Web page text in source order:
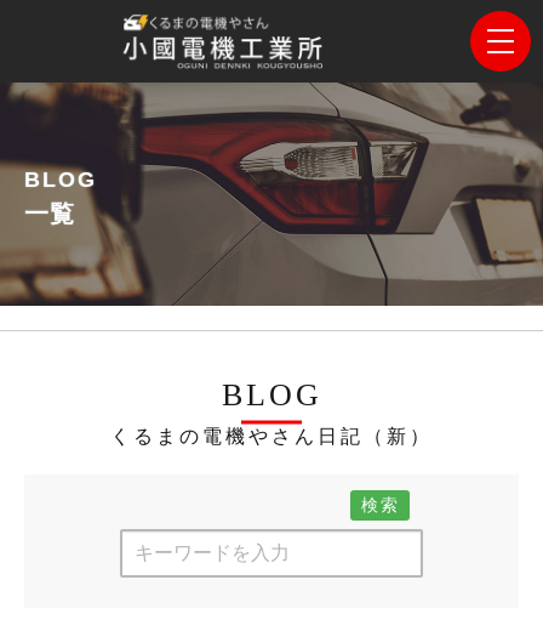
BLOG
一覧
BLOG
くるまの電機やさん日記（新）
検索